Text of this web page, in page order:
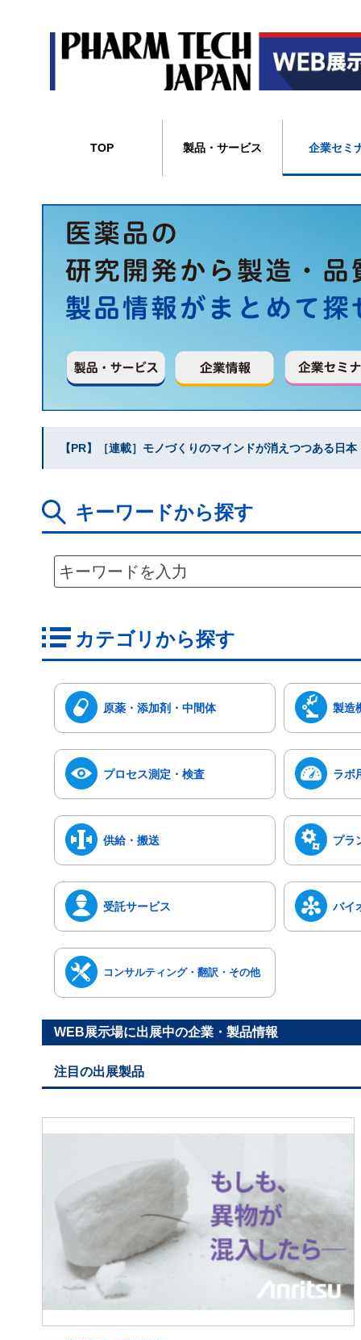
TOP 製品・サービス 企業セミ
【PR】［連載］モノづくりのマインドが消えつつある日
キーワードから探す
カテゴリから探す
原薬・添加剤・中間体 製造
プロセス測定・検査 ラボ
供給・搬送 プラ
受託サービス バイ
コンサルティング・翻訳・その他
WEB展示場に出展中の企業・製品情報
注目の出展製品